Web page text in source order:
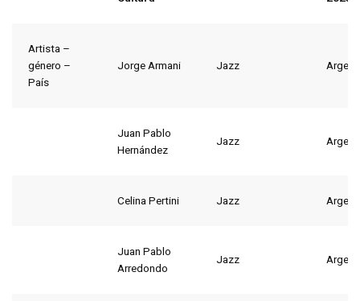
Artista –
género –
País
Jorge Armani Jazz
Juan Pablo
Hernández
Jazz
Celina Pertini Jazz
Juan Pablo
Arredondo
Jazz